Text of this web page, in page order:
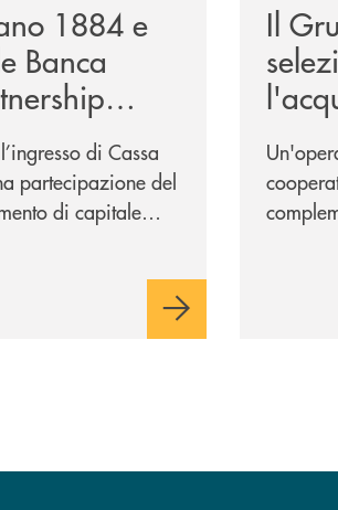
1884 e
Banca
di Cassa
partecipazione del
di capitale
comuni e sulla
ampliare l’offerta
Il